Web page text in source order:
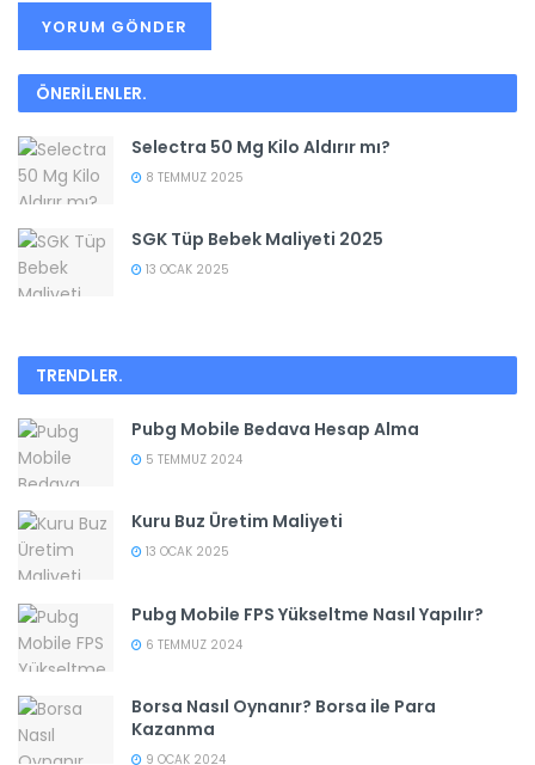
ÖNERİLENLER.
Selectra 50 Mg Kilo Aldırır mı?
8 TEMMUZ 2025
SGK Tüp Bebek Maliyeti 2025
13 OCAK 2025
TRENDLER.
Pubg Mobile Bedava Hesap Alma
5 TEMMUZ 2024
Kuru Buz Üretim Maliyeti
13 OCAK 2025
Pubg Mobile FPS Yükseltme Nasıl Yapılır?
6 TEMMUZ 2024
Borsa Nasıl Oynanır? Borsa ile Para
Kazanma
9 OCAK 2024